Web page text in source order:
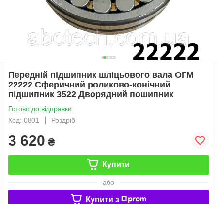
Передній підшипник шліцьового вала ОГМ
22222 Сферичний роликово-конічний
підшипник 3522 Дворядний пошипник
Готово до відправки
Код: 0801
Роздріб
3 620 ₴
Купити
або
Купити з